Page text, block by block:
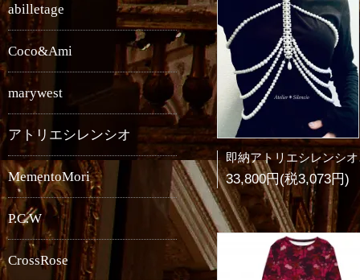
即納
33,800円(税3,073円)
abilletage
Coco&Ami
marywest
アトリエシレンシオ
MementoMori
P.C.W
CrossRose